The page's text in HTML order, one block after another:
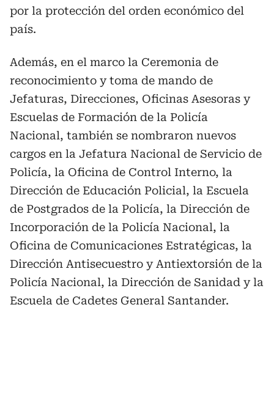
por la protección del orden económico del
país.
Además, en el marco la Ceremonia de
reconocimiento y toma de mando de
Jefaturas, Direcciones, Oficinas Asesoras y
Escuelas de Formación de la Policía
Nacional, también se nombraron nuevos
cargos en la Jefatura Nacional de Servicio de
Policía, la Oficina de Control Interno, la
Dirección de Educación Policial, la Escuela
de Postgrados de la Policía, la Dirección de
Incorporación de la Policía Nacional, la
Oficina de Comunicaciones Estratégicas, la
Dirección Antisecuestro y Antiextorsión de la
Policía Nacional, la Dirección de Sanidad y la
Escuela de Cadetes General Santander.